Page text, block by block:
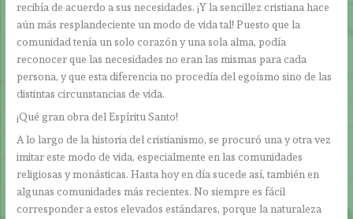
recibía de acuerdo a sus necesidades. ¡Y la sencillez cristiana hace
aún más resplandeciente un modo de vida tal! Puesto que la
comunidad tenía un solo corazón y una sola alma, podía
reconocer que las necesidades no eran las mismas para cada
persona, y que esta diferencia no procedía del egoísmo sino de las
distintas circunstancias de vida.
¡Qué gran obra del Espíritu Santo!
A lo largo de la historia del cristianismo, se procuró una y otra vez
imitar este modo de vida, especialmente en las comunidades
religiosas y monásticas. Hasta hoy en día sucede así, también en
algunas comunidades más recientes. No siempre es fácil
corresponder a estos elevados estándares, porque la naturaleza